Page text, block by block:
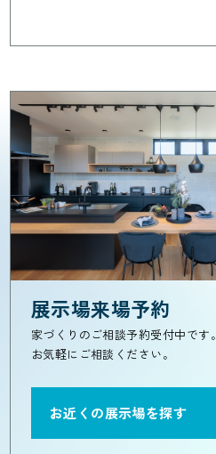
展示場来場予約
家づくりのご相談予約受付中です。
お気軽にご相談ください。
お近くの展示場を探す